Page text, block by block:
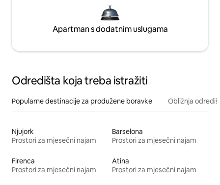
Apartman s dodatnim uslugama
Odredišta koja treba istražiti
Popularne destinacije za produžene boravke Obližnja
Njujork
Prostori za mjesečni najam
Barselona
Prostori za mjesečni najam
Firenca
Prostori za mjesečni najam
Atina
Prostori za mjesečni najam